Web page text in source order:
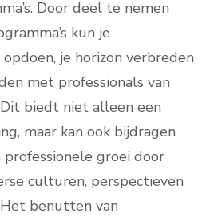
Door deel te nemen
kun je
je horizon verbreden
met professionals van
biedt niet alleen een
maar kan ook bijdragen
professionele groei door
culturen, perspectieven
benutten van